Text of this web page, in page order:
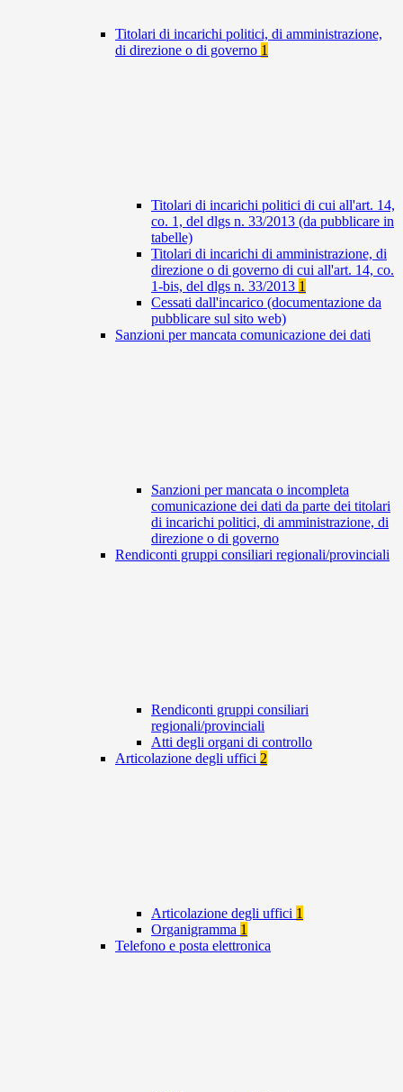
Titolari di incarichi politici, di amministrazione,
di direzione o di governo 1
Titolari di incarichi politici di cui all'art. 14,
co. 1, del dlgs n. 33/2013 (da pubblicare in
tabelle)
Titolari di incarichi di amministrazione, di
direzione o di governo di cui all'art. 14, co.
1-bis, del dlgs n. 33/2013 1
Cessati dall'incarico (documentazione da
pubblicare sul sito web)
Sanzioni per mancata comunicazione dei dati
Sanzioni per mancata o incompleta
comunicazione dei dati da parte dei titolari
di incarichi politici, di amministrazione, di
direzione o di governo
Rendiconti gruppi consiliari regionali/provinciali
Rendiconti gruppi consiliari
regionali/provinciali
Atti degli organi di controllo
Articolazione degli uffici 2
Articolazione degli uffici 1
Organigramma 1
Telefono e posta elettronica